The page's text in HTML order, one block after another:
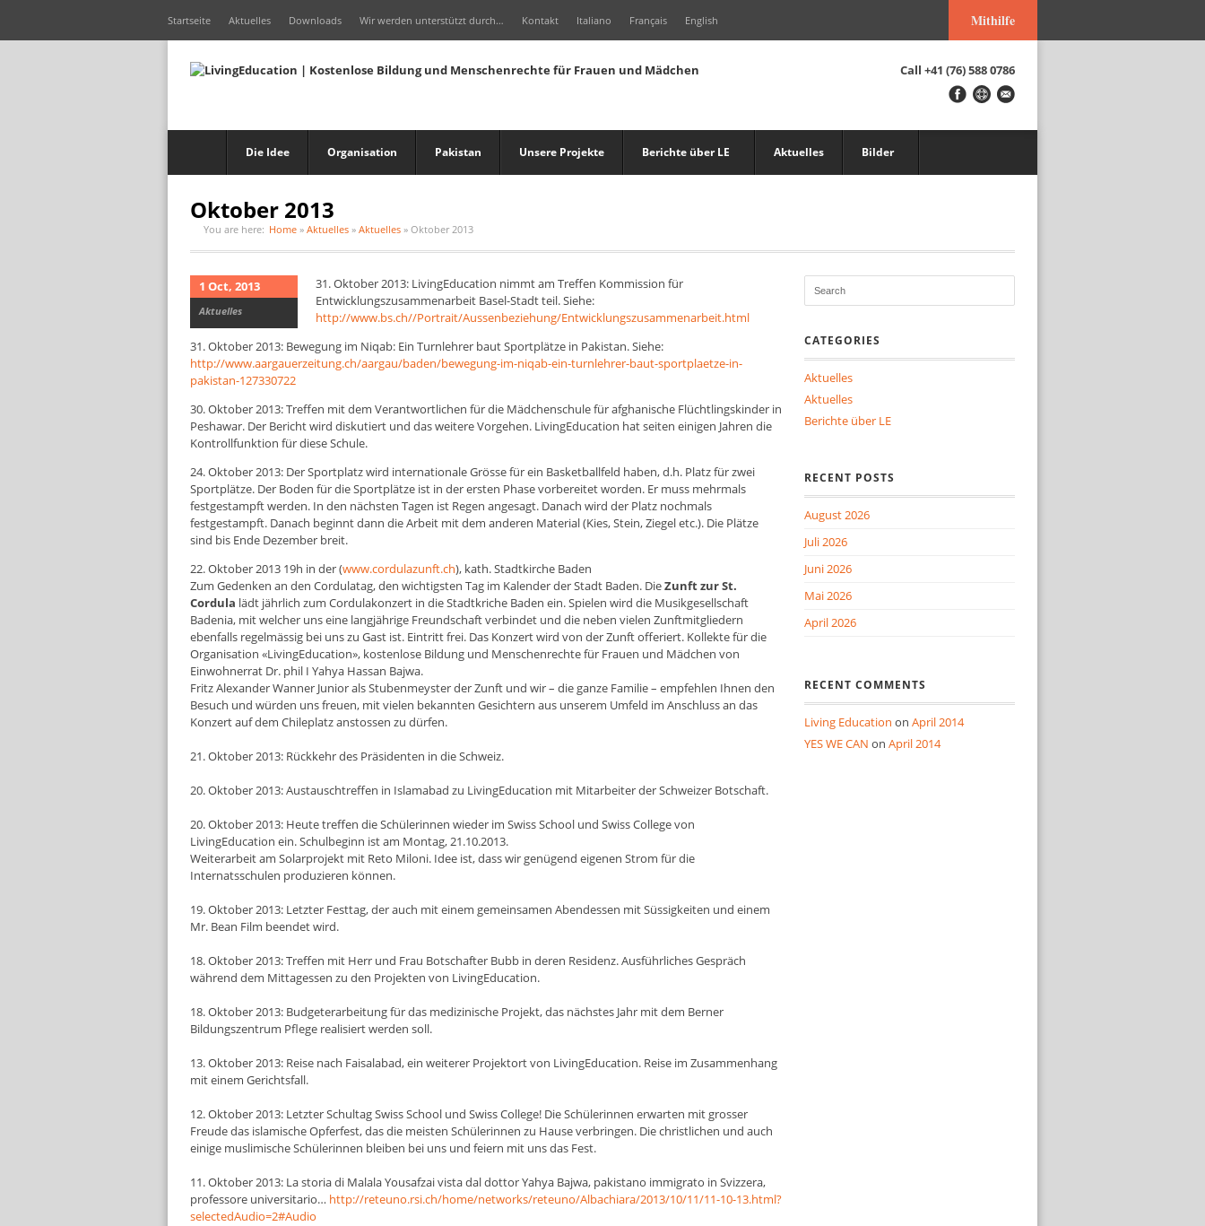
Mithilfe
Startseite Aktuelles Downloads Wir werden unterstützt durch… Kontakt Italiano Français English
Call +41 (76) 588 0786
Die Idee Organisation Pakistan Unsere Projekte Berichte über LE Aktuelles Bilder
Oktober 2013
You are here: Home » Aktuelles » Aktuelles » Oktober 2013
1 Oct, 2013
Aktuelles
31. Oktober 2013: LivingEducation nimmt am Treffen Kommission für
Entwicklungszusammenarbeit Basel-Stadt teil. Siehe:
http://www.bs.ch//Portrait/Aussenbeziehung/Entwicklungszusammenarbeit.html
31. Oktober 2013: Bewegung im Niqab: Ein Turnlehrer baut Sportplätze in Pakistan. Siehe:
http://www.aargauerzeitung.ch/aargau/baden/bewegung-im-niqab-ein-turnlehrer-baut-sportplaetze-in-
pakistan-127330722
30. Oktober 2013: Treffen mit dem Verantwortlichen für die Mädchenschule für afghanische Flüchtlingskinder in
Peshawar. Der Bericht wird diskutiert und das weitere Vorgehen. LivingEducation hat seiten einigen Jahren die
Kontrollfunktion für diese Schule.
24. Oktober 2013: Der Sportplatz wird internationale Grösse für ein Basketballfeld haben, d.h. Platz für zwei
Sportplätze. Der Boden für die Sportplätze ist in der ersten Phase vorbereitet worden. Er muss mehrmals
festgestampft werden. In den nächsten Tagen ist Regen angesagt. Danach wird der Platz nochmals
festgestampft. Danach beginnt dann die Arbeit mit dem anderen Material (Kies, Stein, Ziegel etc.). Die Plätze
sind bis Ende Dezember breit.
22. Oktober 2013 19h in der (www.cordulazunft.ch), kath. Stadtkirche Baden
Zum Gedenken an den Cordulatag, den wichtigsten Tag im Kalender der Stadt Baden. DieZunft zur St.
Cordula lädt jährlich zum Cordulakonzert in die Stadtkriche Baden ein. Spielen wird die Musikgesellschaft
Badenia, mit welcher uns eine langjährige Freundschaft verbindet und die neben vielen Zunftmitgliedern
ebenfalls regelmässig bei uns zu Gast ist. Eintritt frei. Das Konzert wird von der Zunft offeriert. Kollekte für die
Organisation «LivingEducation», kostenlose Bildung und Menschenrechte für Frauen und Mädchen von
Einwohnerrat Dr. phil I Yahya Hassan Bajwa.
Fritz Alexander Wanner Junior als Stubenmeyster der Zunft und wir – die ganze Familie – empfehlen Ihnen den
Besuch und würden uns freuen, mit vielen bekannten Gesichtern aus unserem Umfeld im Anschluss an das
Konzert auf dem Chileplatz anstossen zu dürfen.
21. Oktober 2013: Rückkehr des Präsidenten in die Schweiz.
20. Oktober 2013: Austauschtreffen in Islamabad zu LivingEducation mit Mitarbeiter der Schweizer Botschaft.
20. Oktober 2013: Heute treffen die Schülerinnen wieder im Swiss School und Swiss College von
LivingEducation ein. Schulbeginn ist am Montag, 21.10.2013.
Weiterarbeit am Solarprojekt mit Reto Miloni. Idee ist, dass wir genügend eigenen Strom für die
Internatsschulen produzieren können.
19. Oktober 2013: Letzter Festtag, der auch mit einem gemeinsamen Abendessen mit Süssigkeiten und einem
Mr. Bean Film beendet wird.
18. Oktober 2013: Treffen mit Herr und Frau Botschafter Bubb in deren Residenz. Ausführliches Gespräch
während dem Mittagessen zu den Projekten von LivingEducation.
18. Oktober 2013: Budgeterarbeitung für das medizinische Projekt, das nächstes Jahr mit dem Berner
Bildungszentrum Pflege realisiert werden soll.
13. Oktober 2013: Reise nach Faisalabad, ein weiterer Projektort von LivingEducation. Reise im Zusammenhang
mit einem Gerichtsfall.
12. Oktober 2013: Letzter Schultag Swiss School und Swiss College! Die Schülerinnen erwarten mit grosser
Freude das islamische Opferfest, das die meisten Schülerinnen zu Hause verbringen. Die christlichen und auch
einige muslimische Schülerinnen bleiben bei uns und feiern mit uns das Fest.
11. Oktober 2013: La storia di Malala Yousafzai vista dal dottor Yahya Bajwa, pakistano immigrato in Svizzera,
professore universitario… http://reteuno.rsi.ch/home/networks/reteuno/Albachiara/2013/10/11/11-10-13.html?
selectedAudio=2#Audio
CATEGORIES
Aktuelles
Aktuelles
Berichte über LE
RECENT POSTS
August 2026
Juli 2026
Juni 2026
Mai 2026
April 2026
RECENT COMMENTS
Living Education on April 2014
YES WE CAN on April 2014